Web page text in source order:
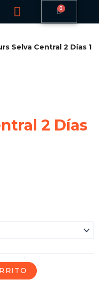
Menu CART
Selva Central 2 Días 1
2 Días